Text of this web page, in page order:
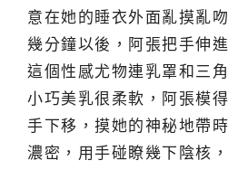
意在她的睡衣外面亂摸亂吻
幾分鐘以後，阿張把手伸
這個性感尤物連乳罩和三
小巧美乳很柔軟，阿張模
手下移，摸她的神秘地帶
濃密，用手碰瞭幾下陰核